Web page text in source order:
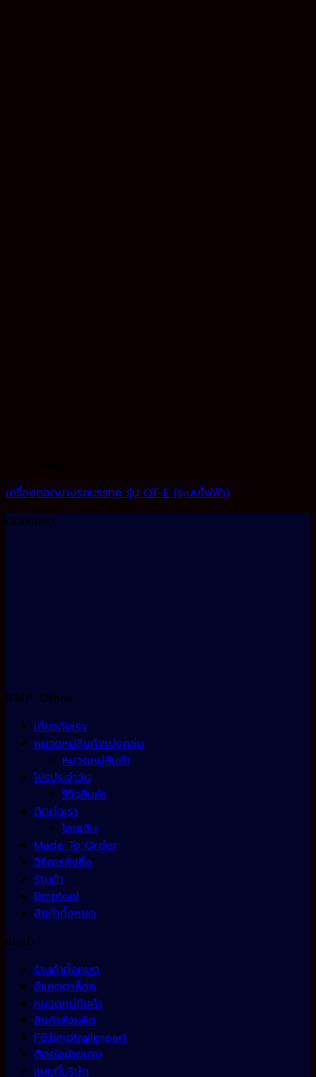
เครื่องถอดยางรถบรรทุก รุ่น QT-E (ระบบไฟฟ้า)
ติดตามเรา
B.M.P. Office
เกี่ยวกับเรา
หมวดหมู่สินค้าแบ่งกลุ่ม
หมวดหมู่สินค้า
โปรประจำวัน
รีวิวสินค้า
ติดต่อเรา
โอนเงิน
Made To Order
วิธีการสั่งซื้อ
ร้านค้า
Bmptool
สินค้าทั้งหมด
แนะนำ
ร้านค้าทั้งหมด
อีแคตตาล็อค
หมวดหมู่สินค้า
สินค้าสั่งผลิต
FB:Bmptrailerpart
ติดต่อฝ่ายขาย
แผนที่บริษัท